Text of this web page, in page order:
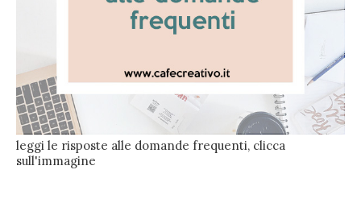
leggi le risposte alle domande frequenti, clicca
sull'immagine